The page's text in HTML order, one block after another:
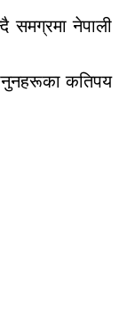
समग्रमा नेपाली
कतिपय